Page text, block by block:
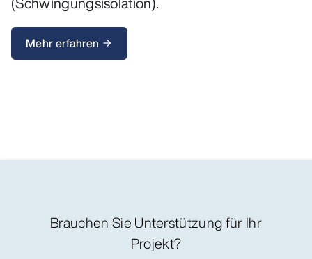
Mehr erfahren arrow_forward
Brauchen Sie Unterstützung für Ihr
Projekt?